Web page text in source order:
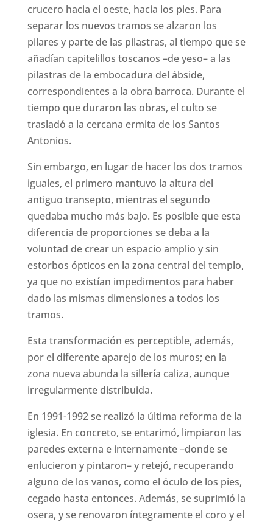
crucero hacia el oeste, hacia los pies. Para
separar los nuevos tramos se alzaron los
pilares y parte de las pilastras, al tiempo que se
añadían capitelillos toscanos –de yeso– a las
pilastras de la embocadura del ábside,
correspondientes a la obra barroca. Durante el
tiempo que duraron las obras, el culto se
trasladó a la cercana ermita de los Santos
Antonios.
Sin embargo, en lugar de hacer los dos tramos
iguales, el primero mantuvo la altura del
antiguo transepto, mientras el segundo
quedaba mucho más bajo. Es posible que esta
diferencia de proporciones se deba a la
voluntad de crear un espacio amplio y sin
estorbos ópticos en la zona central del templo,
ya que no existían impedimentos para haber
dado las mismas dimensiones a todos los
tramos.
Esta transformación es perceptible, además,
por el diferente aparejo de los muros; en la
zona nueva abunda la sillería caliza, aunque
irregularmente distribuida.
En 1991-1992 se realizó la última reforma de la
iglesia. En concreto, se entarimó, limpiaron las
paredes externa e internamente –donde se
enlucieron y pintaron– y retejó, recuperando
alguno de los vanos, como el óculo de los pies,
cegado hasta entonces. Además, se suprimió la
osera, y se renovaron íntegramente el coro y el